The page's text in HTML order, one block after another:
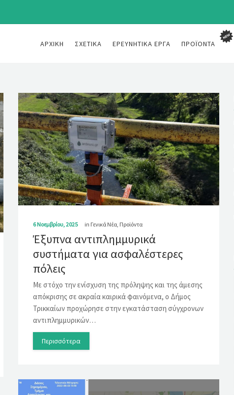
ΑΡΧΙΚΉ ΣΧΕΤΙΚΆ ΕΡΕΥΝΗΤΙΚΆ ΈΡΓΑ ΠΡΟΪΌΝΤΑ
6 Νοεμβρίου, 2025 in Γενικά Νέα, Προϊόντα
Έξυπνα αντιπλημμυρικά
συστήματα για ασφαλέστερες
πόλεις
Με στόχο την ενίσχυση της πρόληψης και της άμεσης
απόκρισης σε ακραία καιρικά φαινόμενα, ο Δήμος
Τρικκαίων προχώρησε στην εγκατάσταση σύγχρονων
αντιπλημμυρικών…
Περισσότερα